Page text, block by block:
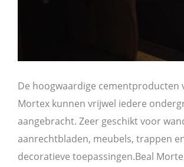
De hoogwaardige cementproducten
Mortex kunnen vrijwel iedere
aangebracht. Zeer geschikt voor
aanrechtbladen, meubels, trappen
decoratieve toepassingen.Beal